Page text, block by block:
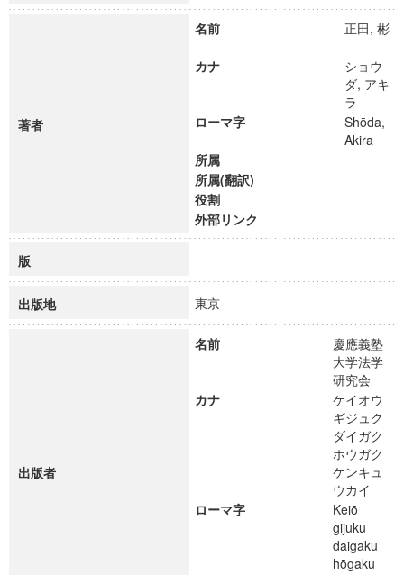
著者
名前 正田, 彬
カナ
ショウ
ダ, アキ
ラ
ローマ字
Shōda,
Akira
所属
所属(翻訳)
役割
外部リンク
版
出版地 東京
出版者
名前
慶應義塾
大学法学
研究会
カナ
ケイオウ
ギジュク
ダイガク
ホウガク
ケンキュ
ウカイ
ローマ字
Keiō
gijuku
daigaku
hōgaku